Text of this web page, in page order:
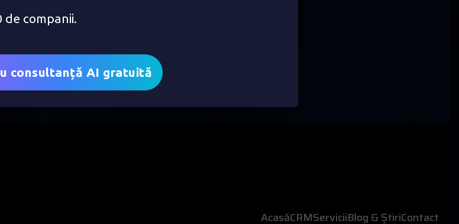
AcasăCRMServiciiBlog & ȘtiriContact
de companii.
consultanță AI gratuită